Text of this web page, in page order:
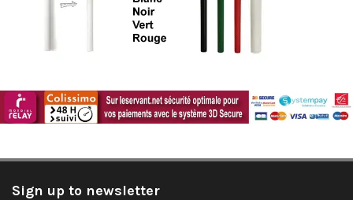
Sign up to newsletter